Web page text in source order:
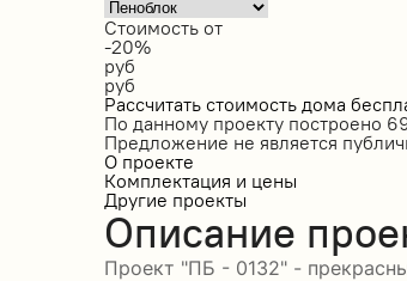
Стоимость от
-20%
руб
руб
Рассчитать стоимость дома
По данному проекту построено
Предложение не является
О проекте
Комплектация и цены
Другие проекты
Описание
Проект "ПБ - 0132" -